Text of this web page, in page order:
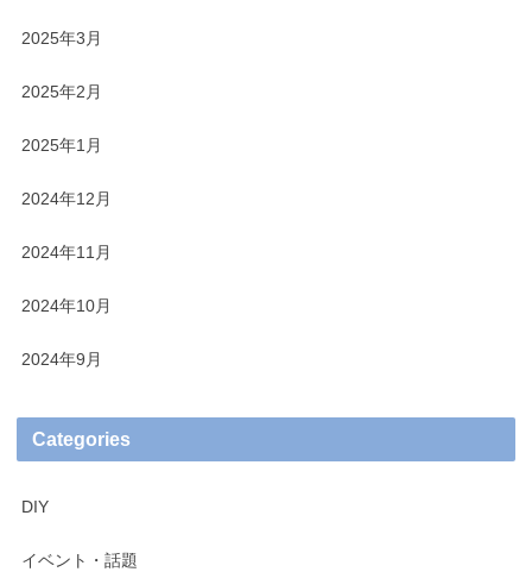
2025年3月
2025年2月
2025年1月
2024年12月
2024年11月
2024年10月
2024年9月
Categories
DIY
イベント・話題